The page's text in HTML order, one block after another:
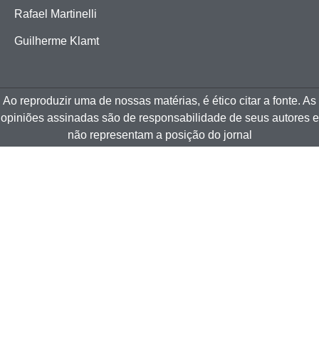
Rafael Martinelli
Guilherme Klamt
Ao reproduzir uma de nossas matérias, é ético citar a fonte. As
opiniões assinadas são de responsabilidade de seus autores e
não representam a posição do jornal